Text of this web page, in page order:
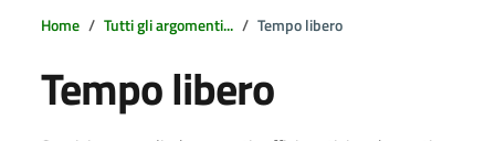
Home Tutti gli argomenti... Tempo libero
Tempo libero